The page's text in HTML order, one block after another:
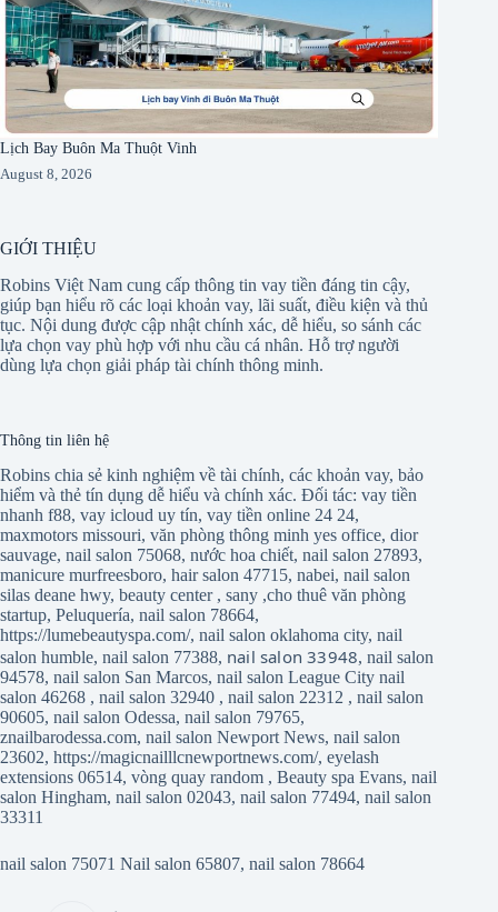
Lịch Bay Buôn Ma Thuột Vinh
August 8, 2026
GIỚI THIỆU
Robins Việt Nam cung cấp thông tin vay tiền đáng tin cậy,
giúp bạn hiểu rõ các loại khoản vay, lãi suất, điều kiện và thủ
tục. Nội dung được cập nhật chính xác, dễ hiểu, so sánh các
lựa chọn vay phù hợp với nhu cầu cá nhân. Hỗ trợ người
dùng lựa chọn giải pháp tài chính thông minh.
Thông tin liên hệ
Robins chia sẻ kinh nghiệm về tài chính, các khoản vay, bảo
hiểm và thẻ tín dụng dễ hiểu và chính xác. Đối tác: vay tiền
nhanh f88, vay icloud uy tín, vay tiền online 24 24,
maxmotors missouri, văn phòng thông minh yes office, dior
sauvage, nail salon 75068, nước hoa chiết, nail salon 27893,
manicure murfreesboro, hair salon 47715, nabei, nail salon
silas deane hwy, beauty center, sany ,cho thuê văn phòng
startup, Peluquería, nail salon 78664,
https://lumebeautyspa.com/, nail salon oklahoma city, nail
salon humble, nail salon 77388, nail salon 33948,nail salon
94578, nail salon San Marcos, nail salon League City nail
salon 46268 , nail salon 32940 , nail salon 22312 , nail salon
90605, nail salon Odessa, nail salon 79765,
znailbarodessa.com, nail salon Newport News, nail salon
23602, https://magicnailllcnewportnews.com/, eyelash
extensions 06514, vòng quay random , Beauty spa Evans, nail
salon Hingham, nail salon 02043, nail salon 77494, nail salon
33311
nail salon 75071 Nail salon 65807, nail salon 78664